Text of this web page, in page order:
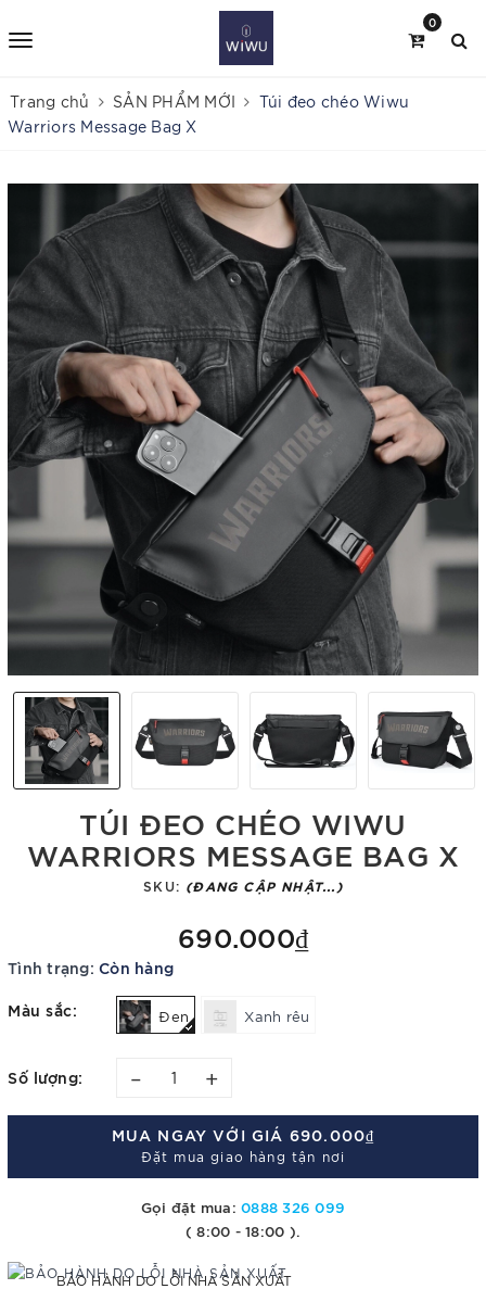
0
Trang chủ SẢN PHẨM MỚI
Túi đeo chéo Wiwu
Warriors Message Bag X
TÚI ĐEO CHÉO WIWU
WARRIORS MESSAGE BAG X
SKU: (ĐANG CẬP NHẬT...)
690.000₫
Tình trạng: Còn hàng
Màu sắc: Đen Xanh rêu
Số lượng: – +
MUA NGAY VỚI GIÁ 690.000₫
Đặt mua giao hàng tận nơi
Gọi đặt mua:0888 326 099
( 8:00 - 18:00 ).
BẢO HÀNH DO LỖI NHÀ SẢN XUẤT